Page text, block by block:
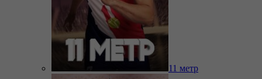
11 метр